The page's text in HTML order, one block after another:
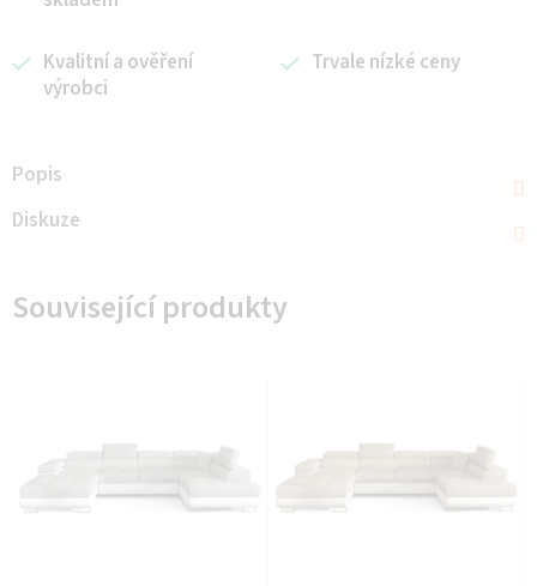
Kvalitní a ověření
výrobci
Trvale nízké ceny
Popis
Diskuze
Související produkty